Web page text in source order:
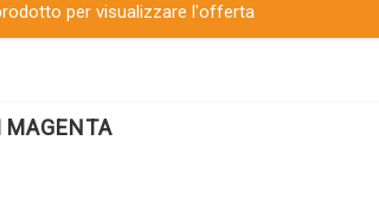
per visualizzare l'offerta